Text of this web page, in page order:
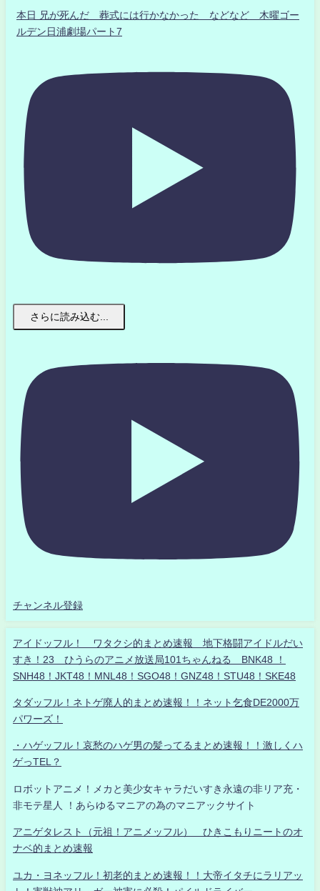
本日 兄が死んだ 葬式には行かなかった などなど 木曜ゴー
ルデン日浦劇場パート7
さらに読み込む...
チャンネル登録
アイドッフル！ ワタクシ的まとめ速報 地下格闘アイドルだい
すき！23 ひうらのアニメ放送局101ちゃんねる BNK48 ！
SNH48！JKT48！MNL48！SGO48！GNZ48！STU48！SKE48
タダッフル！ネトゲ廃人的まとめ速報！！ネット乞食DE2000万
パワーズ！
・ハゲッフル！哀愁のハゲ男の髪ってるまとめ速報！！激しくハ
ゲっTEL？
ロボットアニメ！メカと美少女キャラだいすき永遠の非リア充・
非モテ星人 ！あらゆるマニアの為のマニアックサイト
アニゲタレスト（元祖！アニメッフル） ひきこもりニートのオ
ナベ的まとめ速報
ユカ・ヨネッフル！初老的まとめ速報！！大帝イタチにラリアッ